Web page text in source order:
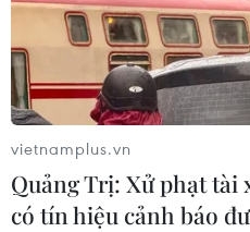
24/07/2026 00:00
Thảm sát ở Tây Bắc
24 người đã thiệt mạng
23/07/2026 22:47
vietnamplus.vn
Quảng Trị: Xử phạt tài
có tín hiệu cảnh báo